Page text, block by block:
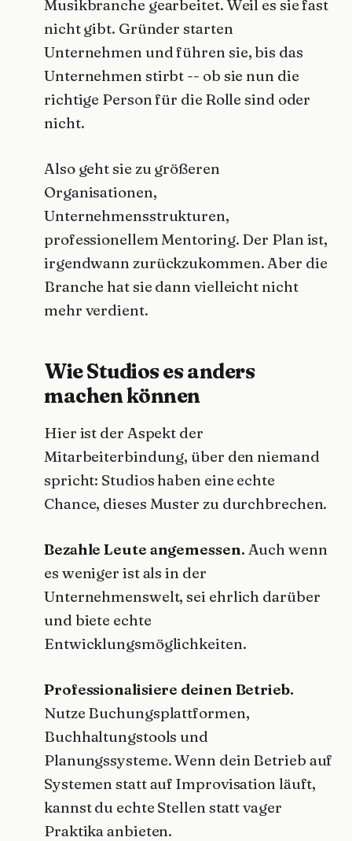
Musikbranche gearbeitet. Weil es sie fast
nicht gibt. Gründer starten
Unternehmen und führen sie, bis das
Unternehmen stirbt -- ob sie nun die
richtige Person für die Rolle sind oder
nicht.
Also geht sie zu größeren
Organisationen,
Unternehmensstrukturen,
professionellem Mentoring. Der Plan ist,
irgendwann zurückzukommen. Aber die
Branche hat sie dann vielleicht nicht
mehr verdient.
Wie Studios es anders
machen können
Hier ist der Aspekt der
Mitarbeiterbindung, über den niemand
spricht: Studios haben eine echte
Chance, dieses Muster zu durchbrechen.
Bezahle Leute angemessen. Auch wenn
es weniger ist als in der
Unternehmenswelt, sei ehrlich darüber
und biete echte
Entwicklungsmöglichkeiten.
Professionalisiere deinen Betrieb.
Nutze Buchungsplattformen,
Buchhaltungstools und
Planungssysteme. Wenn dein Betrieb auf
Systemen statt auf Improvisation läuft,
kannst du echte Stellen statt vager
Praktika anbieten.